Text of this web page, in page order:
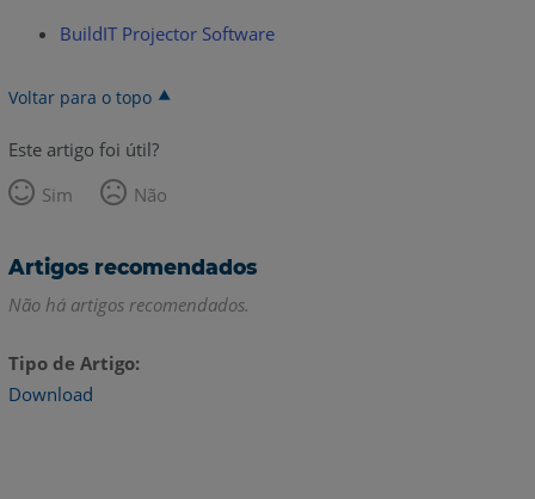
BuildIT Projector Software
Voltar para o topo
Este artigo foi útil?
Sim
Não
Artigos recomendados
Não há artigos recomendados.
Tipo de Artigo
Download